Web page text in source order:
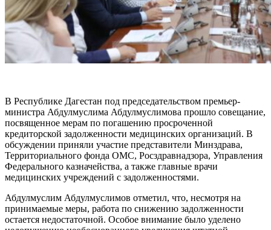
В Республике Дагестан под председательством премьер-
министра Абдулмуслима Абдулмуслимова прошло совещание,
посвященное мерам по погашению просроченной
кредиторской задолженности медицинских организаций. В
обсуждении приняли участие представители Минздрава,
Территориального фонда ОМС, Росздравнадзора, Управления
Федерального казначейства, а также главные врачи
медицинских учреждений с задолженностями.
Абдулмуслим Абдулмуслимов отметил, что, несмотря на
принимаемые меры, работа по снижению задолженности
остается недостаточной. Особое внимание было уделено